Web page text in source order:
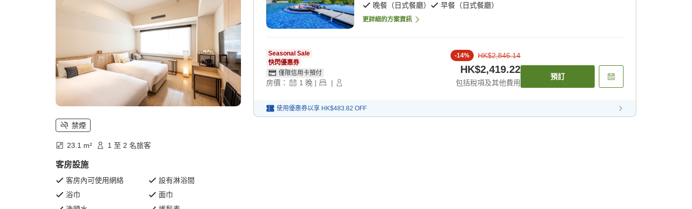
禁煙
23.1 m² 1 至 2 名旅客
客房設施
客房內可使用網絡
設有淋浴間
浴巾
面巾
晚餐（日式餐廳）
早餐（日式餐廳）
更詳細的方案資訊
Seasonal Sale
快閃優惠券
僅限信用卡預付
房價： 1 晚 | |
-14% HK$2,846.14
HK$2,419.22
包括稅項及其他費用
預訂
使用優惠券以享 HK$483.82 OFF